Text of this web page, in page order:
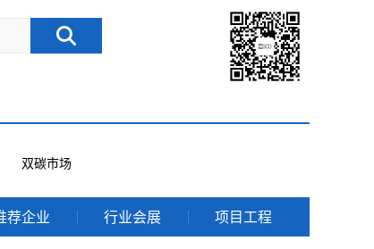
双碳市场
荐企业 行业会展 项目工程